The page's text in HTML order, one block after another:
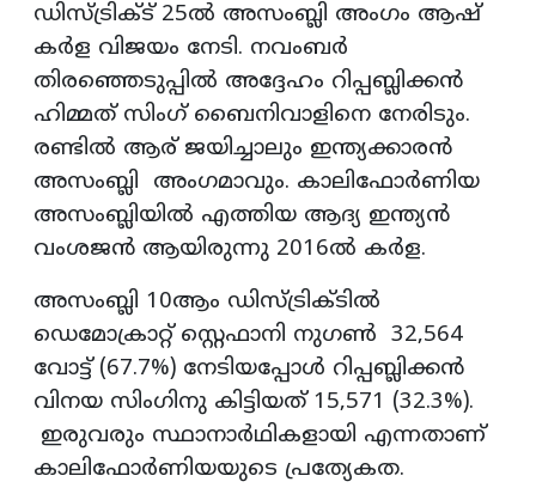
ഡിസ്‌ട്രിക്‌ട് 25ൽ അസംബ്ലി അംഗം ആഷ്
കർള വിജയം നേടി. നവംബർ
തിരഞ്ഞെടുപ്പിൽ അദ്ദേഹം റിപ്പബ്ലിക്കൻ
ഹിമ്മത് സിംഗ് ബൈനിവാളിനെ നേരിടും.
രണ്ടിൽ ആര് ജയിച്ചാലും ഇന്ത്യക്കാരൻ
അസംബ്ലി അംഗമാവും. കാലിഫോർണിയ
അസംബ്ലിയിൽ എത്തിയ ആദ്യ ഇന്ത്യൻ
വംശജൻ ആയിരുന്നു 2016ൽ കർള.
അസംബ്ലി 10ആം ഡിസ്ട്രിക്ടിൽ
ഡെമോക്രാറ്റ് സ്റ്റെഫാനി നുഗൺ 32,564
വോട്ട് (67.7%) നേടിയപ്പോൾ റിപ്പബ്ലിക്കൻ
വിനയ സിംഗിനു കിട്ടിയത് 15,571 (32.3%).
ഇരുവരും സ്ഥാനാർഥികളായി എന്നതാണ്
കാലിഫോർണിയയുടെ പ്രത്യേകത.